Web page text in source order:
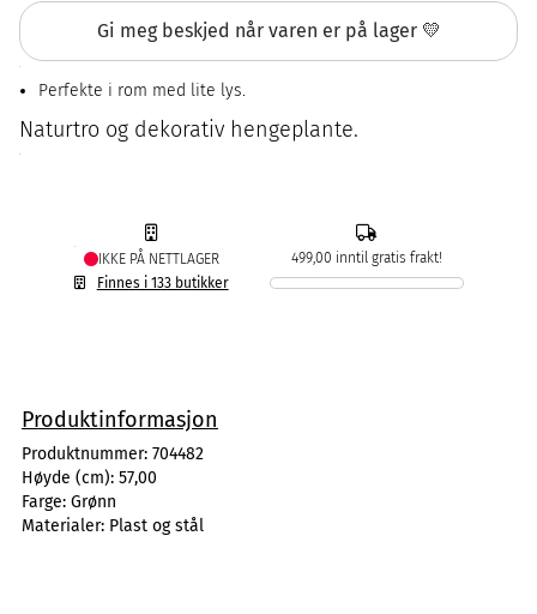
Gi meg beskjed når varen er på lager 💛
Perfekte i rom med lite lys.
Naturtro og dekorativ hengeplante.
IKKE PÅ NETTLAGER
Finnes i 133 butikker
499,00 inntil gratis frakt!
Produktinformasjon
Produktnummer: 704482
Høyde (cm): 57,00
Farge: Grønn
Materialer: Plast og stål